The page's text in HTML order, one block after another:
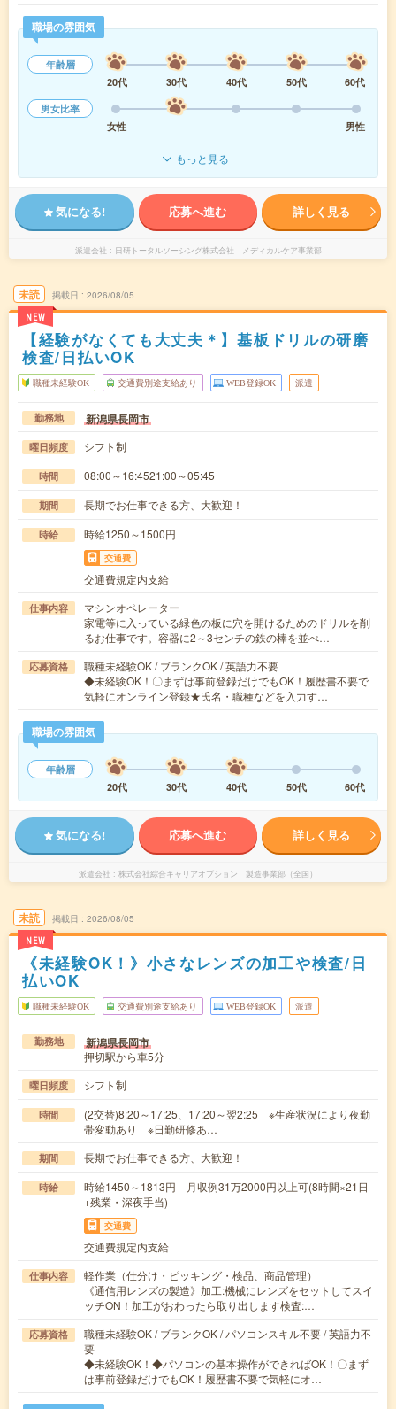
職場の雰囲気
年齢層
20代
30代 40代 50代
60代
男女比率
女性
男性
もっと見る
気になる! 応募へ進む 詳しく見る
派遣会社 日研トータルソーシング株式会社 メディカルケア事業部
未読
NEW
掲載日 2026/08/05
【経験がなくても大丈夫＊】基板ドリルの研磨
検査/日払いOK
職種未経験OK 交通費別途支給あり WEB登録OK 派遣
勤務地 新潟県長岡市
曜日頻度 シフト制
時間 08:00～16:4521:00～05:45
期間 長期でお仕事できる方、大歓迎！
時給 時給1250～1500円
交通費
交通費規定内支給
仕事内容
マシンオペレーター
家電等に入っている緑色の板に穴を開けるためのドリルを削
るお仕事です。容器に2～3センチの鉄の棒を並べ…
応募資格
職種未経験OK / ブランクOK / 英語力不要
◆未経験OK！〇まずは事前登録だけでもOK！履歴書不要で
気軽にオンライン登録★氏名・職種などを入力す…
職場の雰囲気
年齢層
20代
30代 40代 50代 60代
気になる! 応募へ進む 詳しく見る
派遣会社 株式会社綜合キャリアオプション 製造事業部（全国）
未読
NEW
掲載日 2026/08/05
《未経験OK！》小さなレンズの加工や検査/日
払いOK
職種未経験OK 交通費別途支給あり WEB登録OK 派遣
勤務地 新潟県長岡市
押切駅から車5分
曜日頻度 シフト制
時間
(2交替)8:20～17:25、17:20～翌2:25 ※生産状況により夜勤
帯変動あり ※日勤研修あ…
期間 長期でお仕事できる方、大歓迎！
時給
時給1450～1813円 月収例31万2000円以上可(8時間×21日
+残業・深夜手当)
交通費
交通費規定内支給
仕事内容
軽作業（仕分け・ピッキング・検品、商品管理）
《通信用レンズの製造》加工:機械にレンズをセットしてスイ
ッチON！加工がおわったら取り出します検査:…
応募資格
職種未経験OK / ブランクOK / パソコンスキル不要 / 英語力不
要
◆未経験OK！◆パソコンの基本操作ができればOK！〇まず
は事前登録だけでもOK！履歴書不要で気軽にオ…